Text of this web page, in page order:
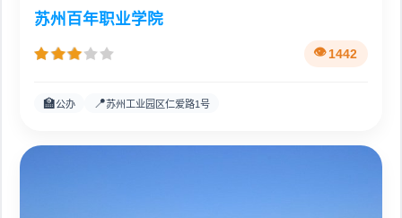
苏州百年职业学院
1442
🏫公办 📍苏州工业园区仁爱路1号